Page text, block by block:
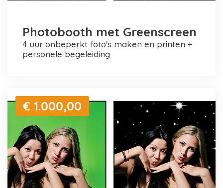
Photobooth met Greenscreen
4 uur onbeperkt foto's maken en printen +
personele begeleiding
€ 1.000,00